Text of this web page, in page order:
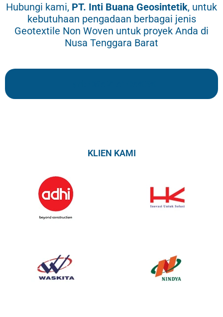
Hubungi kami, PT. Inti Buana Geosintetik, untuk
kebutuhaan pengadaan berbagai jenis
Geotextile Non Woven untuk proyek Anda di
Nusa Tenggara Barat
KLIEN KAMI